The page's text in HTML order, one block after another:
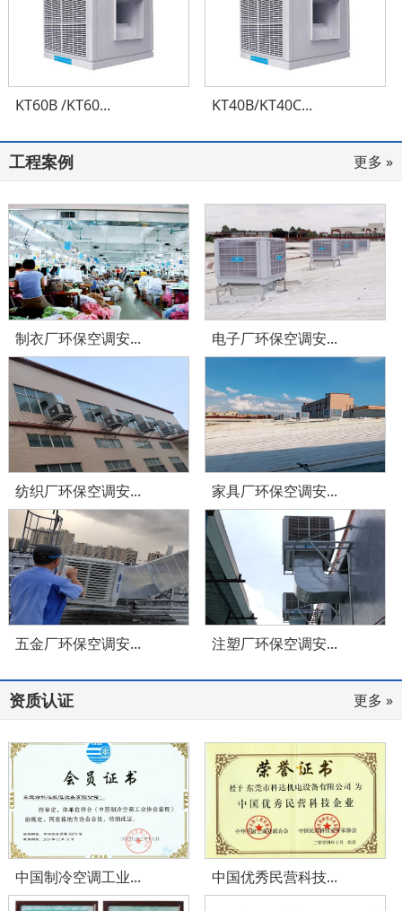
KT60B /KT60... KT40B/KT40C...
工程案例 更多 »
制衣厂环保空调安... 电子厂环保空调安...
纺织厂环保空调安... 家具厂环保空调安...
五金厂环保空调安... 注塑厂环保空调安...
资质认证 更多 »
中国制冷空调工业... 中国优秀民营科技...